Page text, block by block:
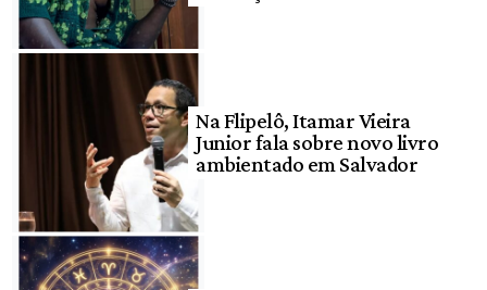
Na Flipelô, Itamar Vieira
Junior fala sobre novo livro
ambientado em Salvador